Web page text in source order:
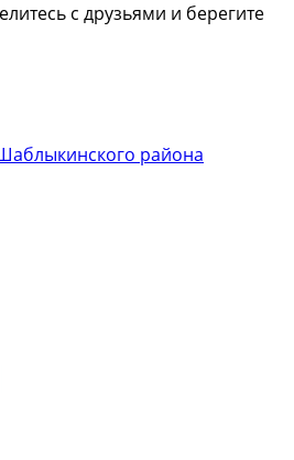
с друзьями и берегите
района